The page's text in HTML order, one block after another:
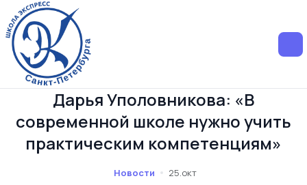
Дарья Уполовникова: «В
современной школе нужно учить
практическим компетенциям»
Новости 25.окт